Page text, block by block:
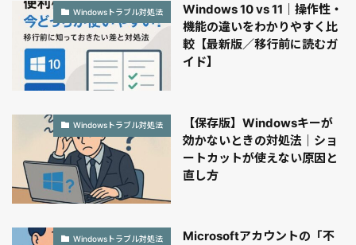
Windowsトラブル対処法
Windows 10 vs 11｜操作性・
機能の違いをわかりやすく比
較【最新版／移行前に読むガ
イド】
Windowsトラブル対処法
【保存版】Windowsキーが
効かないときの対処法｜ショ
ートカットが使えない原因と
直し方
Windowsトラブル対処法
Microsoftアカウントの「不